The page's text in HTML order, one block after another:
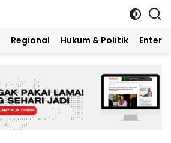
Regional Hukum & Politik